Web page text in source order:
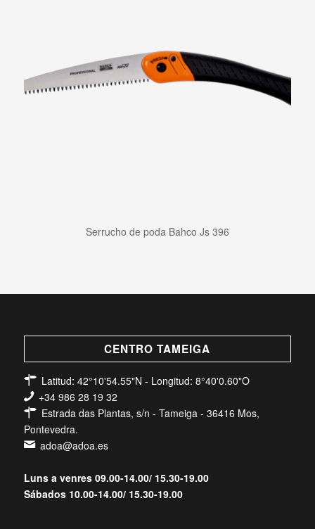
Serrucho de poda Bahco Js 396
CENTRO TAMEIGA
Latitud: 42°10'54.55"N - Longitud: 8°40'0.60"O
+34 986 28 19 32
Estrada das Plantas, s/n - Tameiga - 36416 Mos,
Pontevedra.
adoa@adoa.es
Luns a venres 09.00-14.00/ 15.30-19.00
Sábados 10.00-14.00/ 15.30-19.00